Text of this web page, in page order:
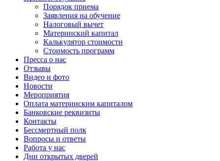
Порядок приема
Заявления на обучение
Налоговый вычет
Материнский капитал
Калькулятор стоимости
Стоимость программ
Пресса о нас
Отзывы
Видео и фото
Новости
Мероприятия
Оплата материнским капиталом
Банковские реквизиты
Контакты
Бессмертный полк
Вопросы и ответы
Работа у нас
Дни открытых дверей